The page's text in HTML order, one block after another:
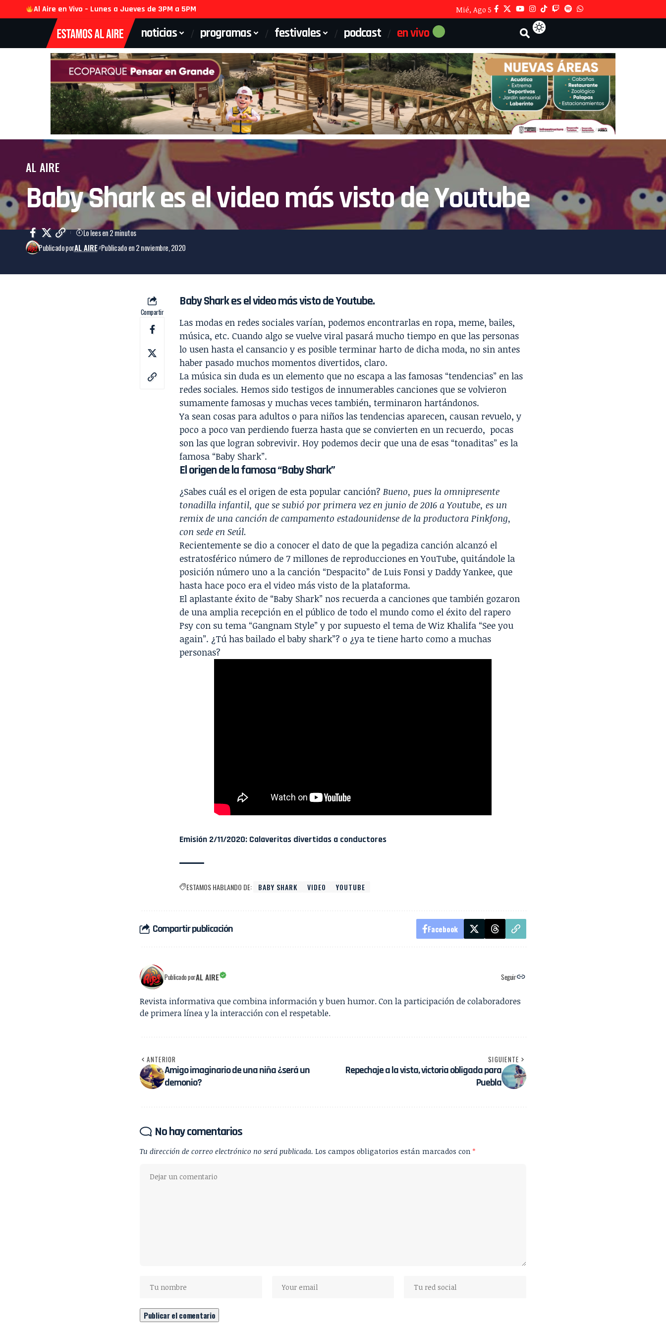
Al Aire en Vivo – Lunes a Jueves de 3PM a 5PM Mié, Ago 5
noticias programas festivales podcast en vivo
AL AIRE
Baby Shark es el video más visto de Youtube
Publicado porAL AIRE Publicado en 2 noviembre, 2020
Lo lees en 2 minutos
Compartir
Baby Shark es el video más visto de Youtube.
Las modas en redes sociales varían, podemos encontrarlas en ropa, meme, bailes,
música, etc. Cuando algo se vuelve viral pasará mucho tiempo en que las personas
lo usen hasta el cansancio y es posible terminar harto de dicha moda, no sin antes
haber pasado muchos momentos divertidos, claro.
La música sin duda es un elemento que no escapa a las famosas “tendencias” en las
redes sociales. Hemos sido testigos de innumerables canciones que se volvieron
sumamente famosas y muchas veces también, terminaron hartándonos.
Ya sean cosas para adultos o para niños las tendencias aparecen, causan revuelo, y
poco a poco van perdiendo fuerza hasta que se convierten en un recuerdo, pocas
son las que logran sobrevivir. Hoy podemos decir que una de esas “tonaditas” es la
famosa “Baby Shark”.
El origen de la famosa “Baby Shark”
¿Sabes cuál es el origen de esta popular canción? Bueno, pues la omnipresente
tonadilla infantil, que se subió por primera vez en junio de 2016 a Youtube, es un
remix de una canción de campamento estadounidense de la productora Pinkfong,
con sede en Seúl.
Recientemente se dio a conocer el dato de que la pegadiza canción alcanzó el
estratosférico número de 7 millones de reproducciones en YouTube, quitándole la
posición número uno a la canción “Despacito” de Luis Fonsi y Daddy Yankee, que
hasta hace poco era el video más visto de la plataforma.
El aplastante éxito de “Baby Shark” nos recuerda a canciones que también gozaron
de una amplia recepción en el público de todo el mundo como el éxito del rapero
Psy con su tema “Gangnam Style” y por supuesto el tema de Wiz Khalifa “See you
again”. ¿Tú has bailado el baby shark”? o ¿ya te tiene harto como a muchas
personas?
Emisión 2/11/2020: Calaveritas divertidas a conductores
ESTAMOS HABLANDO DE: BABY SHARK VIDEO YOUTUBE
Compartir publicación Facebook
Publicado porAL AIRE Seguir
Revista informativa que combina información y buen humor. Con la participación de colaboradores
de primera línea y la interacción con el respetable.
ANTERIOR
Amigo imaginario de una niña ¿será un
demonio?
SIGUIENTE
Repechaje a la vista, victoria obligada para
Puebla
No hay comentarios
Tu dirección de correo electrónico no será publicada. Los campos obligatorios están marcados con *